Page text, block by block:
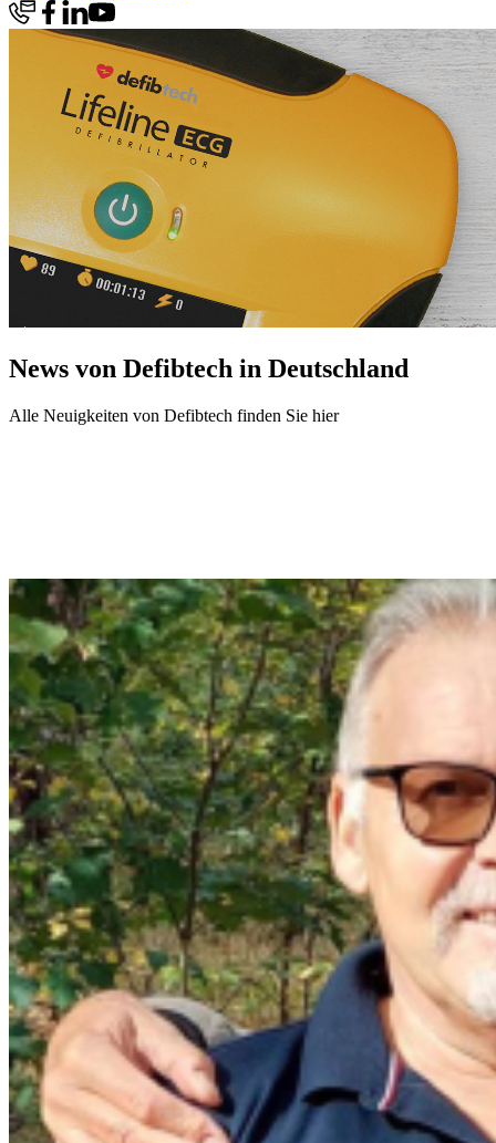
News von Defibtech in Deutschland
Alle Neuigkeiten von Defibtech finden Sie hier